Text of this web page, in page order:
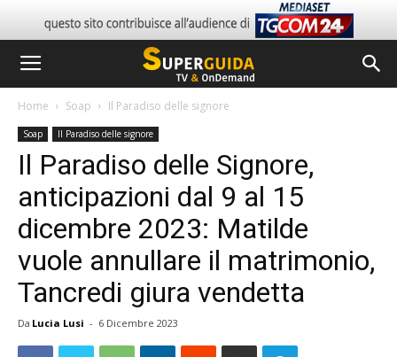
Home Soap Il Paradiso delle signore
Soap Il Paradiso delle signore
Il Paradiso delle Signore,
anticipazioni dal 9 al 15
dicembre 2023: Matilde
vuole annullare il matrimonio,
Tancredi giura vendetta
Da Lucia Lusi - 6 Dicembre 2023